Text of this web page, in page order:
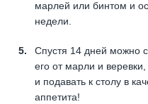
марлей или бинтом и
недели.
Спустя 14 дней можно
его от марли и
и подавать к столу в
аппетита!